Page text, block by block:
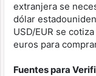
extranjera se
dólar
USD/EUR se
euros para
Fuentes para